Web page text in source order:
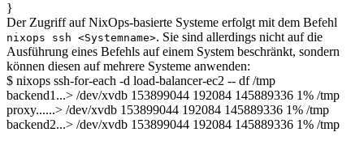
}
Der Zugriff auf NixOps-basierte Systeme erfolgt mit dem Befehl
nixops ssh <Systemname>. Sie sind allerdings nicht auf die
Ausführung eines Befehls auf einem System beschränkt, sondern
können diesen auf mehrere Systeme anwenden:
$ nixops ssh-for-each -d load-balancer-ec2 -- df /tmp
backend1...> /dev/xvdb 153899044 192084 145889336 1% /tmp
proxy......> /dev/xvdb 153899044 192084 145889336 1% /tmp
backend2...> /dev/xvdb 153899044 192084 145889336 1% /tmp